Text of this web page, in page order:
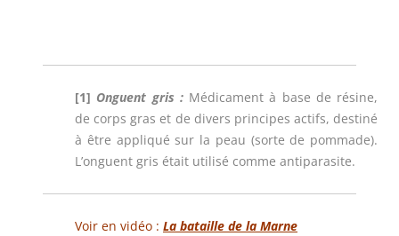
[1] Onguent gris : Médicament à base de résine,
de corps gras et de divers principes actifs, destiné
à être appliqué sur la peau (sorte de pommade).
L’onguent gris était utilisé comme antiparasite.
Voir en vidéo : La bataille de la Marne